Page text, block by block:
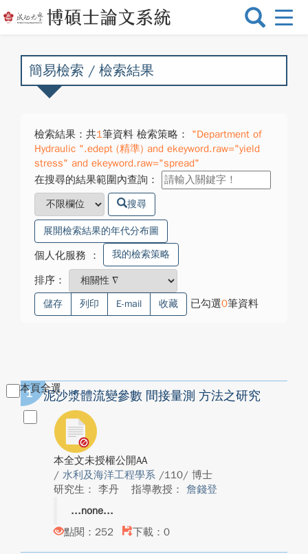
選
換
簡易檢索 / 檢索結果
檢索結果：共1筆資料 檢索策略：
"Department of
Hydraulic ".edept (精準) and ekeyword.raw="yield
stress" and ekeyword.raw="spread"
在搜尋的結果範圍內查詢：
搜尋
展開檢索結果的年代分布圖
個人化服務 ： 我的檢索策略
排序：
儲存 列印 E-mail 收藏 已勾選0筆資料
本頁全選
1 泥沙漿體流變參數 間接量測 方法之研究
本全文未授權公開AA
/ 水利及海洋工程學系 /110/ 博士
研究生： 李丹
指導教授： 詹錢登
none
點閱：252
下載：0